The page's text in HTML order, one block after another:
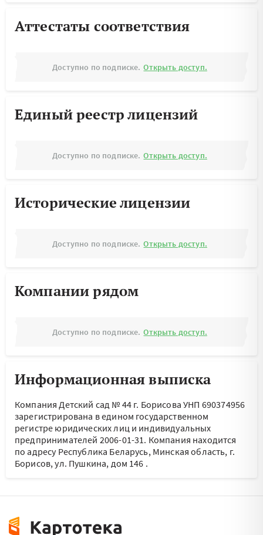
Аттестаты соответствия
Доступно по подписке. Открыть доступ.
Единый реестр лицензий
Доступно по подписке. Открыть доступ.
Исторические лицензии
Доступно по подписке. Открыть доступ.
Компании рядом
Доступно по подписке. Открыть доступ.
Информационная выписка
Компания Детский сад № 44 г. Борисова УНП 690374956
зарегистрирована в едином государственном
регистре юридических лиц и индивидуальных
предпринимателей 2006-01-31. Компания находится
по адресу Республика Беларусь, Минская область, г.
Борисов, ул. Пушкина, дом 146 .